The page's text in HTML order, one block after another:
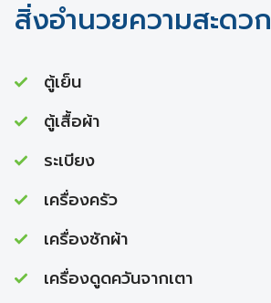
สิ่งอำนวยความสะดวก
ตู้เย็น
ตู้เสื้อผ้า
ระเบียง
เครื่องครัว
เครื่องซักผ้า
เครื่องดูดควันจากเตา